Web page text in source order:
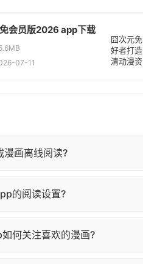
会员版2026 app下载
07-11
囧次元
好者打
清动漫
漫画离线阅读?
情页，点击"下载"按钮，选择要
。
的阅读设置?
击屏幕中央，弹出阅读设置
何关注喜欢的漫画?